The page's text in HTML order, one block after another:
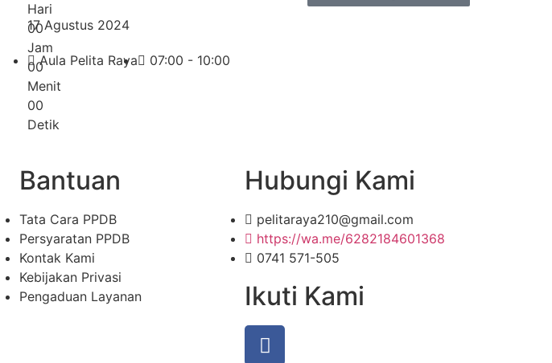
17 Agustus 2024
Aula Pelita Raya 07:00 - 10:00
Hari
00
Jam
00
Menit
00
Detik
Bantuan
Tata Cara PPDB
Persyaratan PPDB
Kontak Kami
Kebijakan Privasi
Pengaduan Layanan
Hubungi Kami
pelitaraya210@gmail.com
https://wa.me/6282184601368
0741 571-505
Ikuti Kami